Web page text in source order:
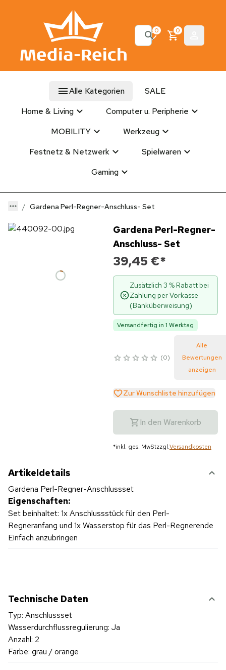
0 0
Alle Kategorien
SALE
Home & Living
Computer u. Peripherie
MOBILITY
Werkzeug
Festnetz & Netzwerk
Spielwaren
Gaming
Gardena Perl-Regner-Anschluss- Set
Gardena Perl-Regner-
Anschluss- Set
39,45 €*
Zusätzlich 3 % Rabatt bei
Zahlung per Vorkasse
(Banküberweisung)
Versandfertig in 1 Werktag
0
Alle
Bewertungen
anzeigen
Zur Wunschliste hinzufügen
In den Warenkorb
*inkl. ges. MwStzzgl.Versandkosten
Artikeldetails
Gardena Perl-Regner-Anschlussset
Eigenschaften:
Set beinhaltet: 1x Anschlussstück für den Perl-
Regneranfang und 1x Wasserstop für das Perl-Regnerende
Einfach anzubringen
Technische Daten
Typ: Anschlussset
Wasserdurchflussregulierung: Ja
Anzahl: 2
Farbe: grau / orange